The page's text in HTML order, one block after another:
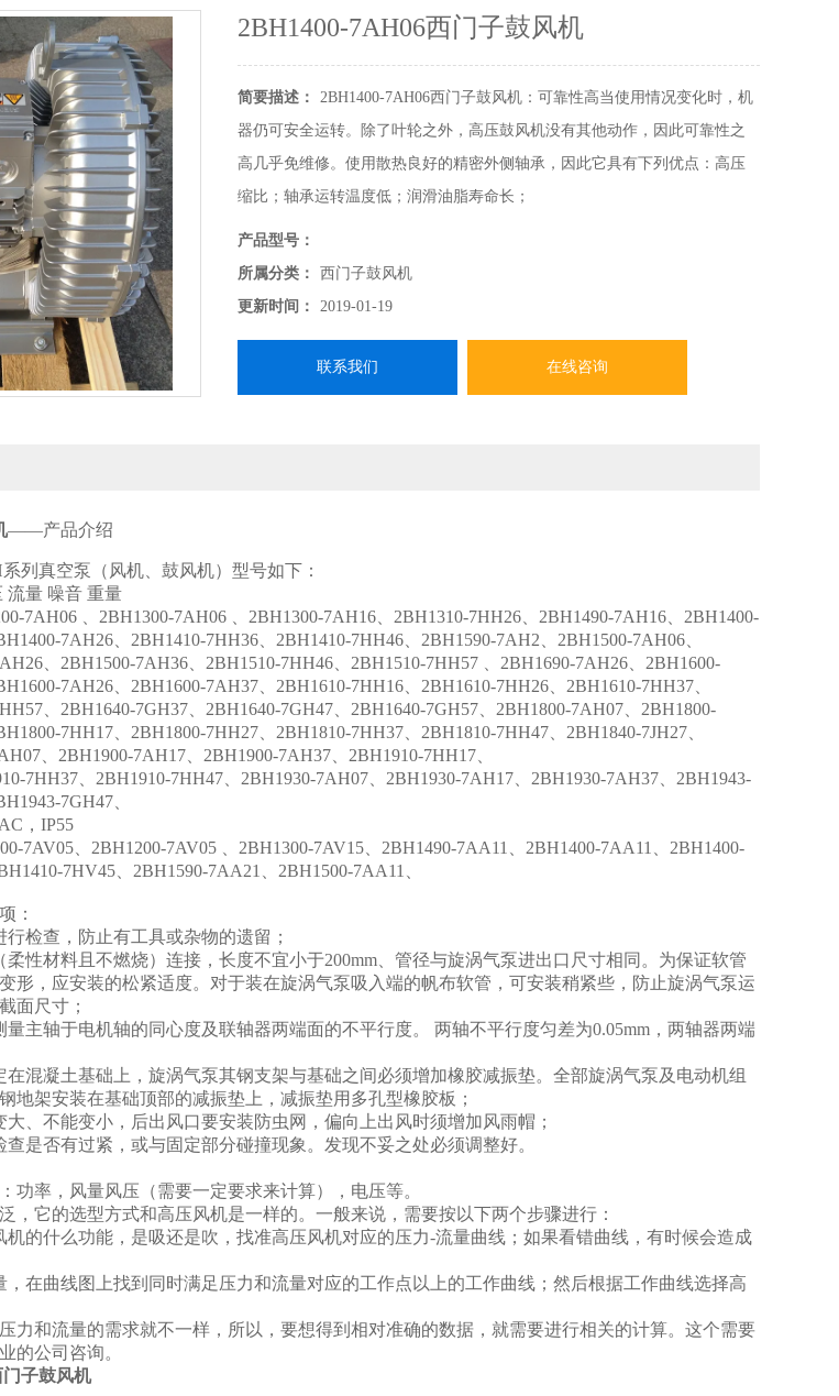
2BH1400-7AH06西门子鼓风机
简要描述：
2BH1400-7AH06西门子鼓风机：可靠性高当使用情况变化时，机
器仍可安全运转。除了叶轮之外，高压鼓风机没有其他动作，因此可靠性之
高几乎免维修。使用散热良好的精密外侧轴承，因此它具有下列优点：高压
缩比；轴承运转温度低；润滑油脂寿命长；
产品型号：
所属分类：
西门子鼓风机
更新时间：
2019-01-19
联系我们 在线咨询
——产品介绍
列真空泵（风机、鼓风机）型号如下：
噪音 重量
、2BH1300-7AH06 、2BH1300-7AH16、2BH1310-7HH26、2BH1490-7AH16、2BH1400-
7AH26、2BH1410-7HH36、2BH1410-7HH46、2BH1590-7AH2、2BH1500-7AH06、
、2BH1500-7AH36、2BH1510-7HH46、2BH1510-7HH57 、2BH1690-7AH26、2BH1600-
7AH26、2BH1600-7AH37、2BH1610-7HH16、2BH1610-7HH26、2BH1610-7HH37、
、2BH1640-7GH37、2BH1640-7GH47、2BH1640-7GH57、2BH1800-7AH07、2BH1800-
7HH17、2BH1800-7HH27、2BH1810-7HH37、2BH1810-7HH47、2BH1840-7JH27、
、2BH1900-7AH17、2BH1900-7AH37、2BH1910-7HH17、
、2BH1910-7HH47、2BH1930-7AH07、2BH1930-7AH17、2BH1930-7AH37、2BH1943-
7GH47、
，IP55
、2BH1200-7AV05 、2BH1300-7AV15、2BH1490-7AA11、2BH1400-7AA11、2BH1400-
7HV45、2BH1590-7AA21、2BH1500-7AA11、
：
检查，防止有工具或杂物的遗留；
性材料且不燃烧）连接，长度不宜小于200mm、管径与旋涡气泵进出口尺寸相同。为保证软管
形，应安装的松紧适度。对于装在旋涡气泵吸入端的帆布软管，可安装稍紧些，防止旋涡气泵运
面尺寸；
主轴于电机轴的同心度及联轴器两端面的不平行度。 两轴不平行度匀差为0.05mm，两轴器两端
混凝土基础上，旋涡气泵其钢支架与基础之间必须增加橡胶减振垫。全部旋涡气泵及电动机组
地架安装在基础顶部的减振垫上，减振垫用多孔型橡胶板；
、不能变小，后出风口要安装防虫网，偏向上出风时须增加风雨帽；
是否有过紧，或与固定部分碰撞现象。发现不妥之处必须调整好。
功率，风量风压（需要一定要求来计算），电压等。
，它的选型方式和高压风机是一样的。一般来说，需要按以下两个步骤进行：
机的什么功能，是吸还是吹，找准高压风机对应的压力-流量曲线；如果看错曲线，有时候会造成
，在曲线图上找到同时满足压力和流量对应的工作点以上的工作曲线；然后根据工作曲线选择高
力和流量的需求就不一样，所以，要想得到相对准确的数据，就需要进行相关的计算。这个需要
的公司咨询。
门子鼓风机